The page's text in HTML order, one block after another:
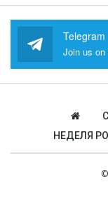
Telegram
Join us on
НЕДЕЛЯ